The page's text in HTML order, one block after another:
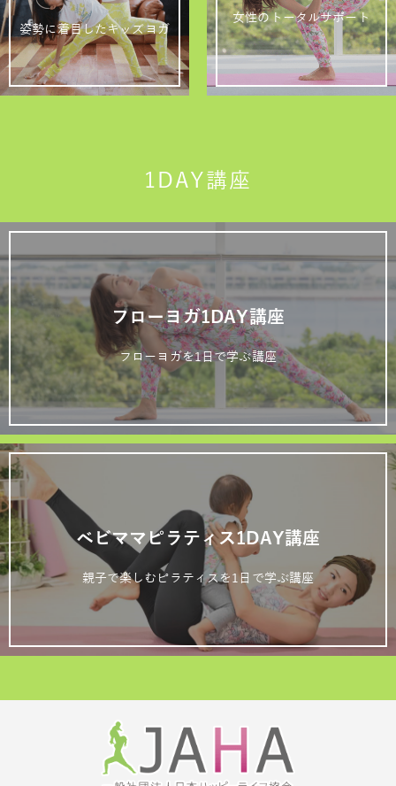
姿勢に着目したキッズヨガ
女性のトータルサポート
1DAY講座
フローヨガ1DAY講座
フローヨガを1日で学ぶ講座
ベビママピラティス1DAY講座
親子で楽しむピラティスを1日で学ぶ講座